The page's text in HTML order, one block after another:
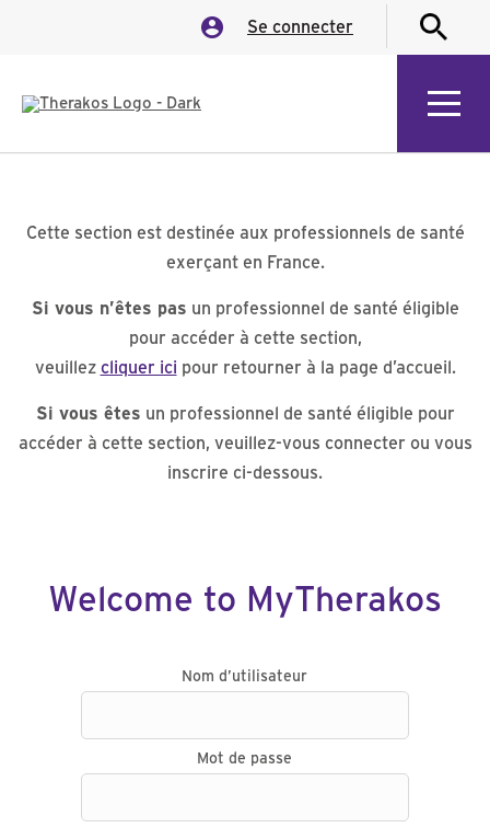
Se connecter
Cette section est destinée aux professionnels de santé
exerçant en France.
Si vous n’êtes pas un professionnel de santé éligible
pour accéder à cette section,
veuillez cliquer ici pour retourner à la page d’accueil.
Si vous êtes un professionnel de santé éligible pour
accéder à cette section, veuillez-vous connecter ou vous
inscrire ci-dessous.
Welcome to MyTherakos
Nom d’utilisateur
Mot de passe